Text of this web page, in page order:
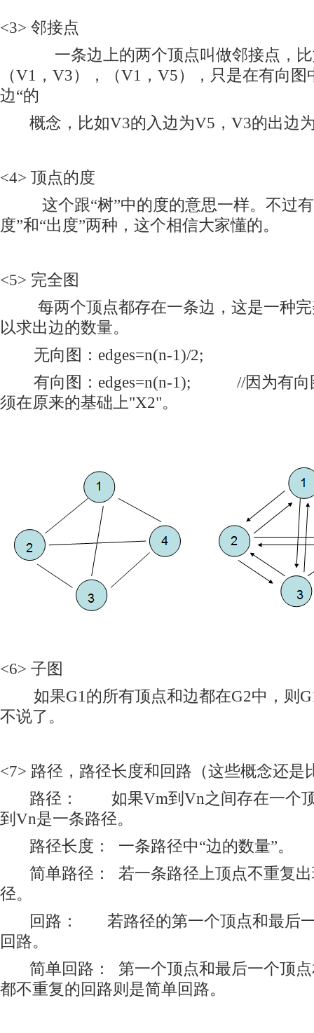
<3> 邻接点
一条边上的两个顶点叫做邻接点，比
（V1，V3），（V1，V5），只是在有向图
边“的
概念，比如V3的入边为V5，V3的出边
<4> 顶点的度
这个跟“树”中的度的意思一样。不过有
度”和“出度”两种，这个相信大家懂的。
<5> 完全图
每两个顶点都存在一条边，这是一种完
以求出边的数量。
无向图：edges=n(n-1)/2;
有向图：edges=n(n-1); //因为有向图
须在原来的基础上"X2"。
<6> 子图
如果G1的所有顶点和边都在G2中，则
不说了。
<7> 路径，路径长度和回路（这些概念还是
路径： 如果Vm到Vn之间存在一个顶
到Vn是一条路径。
路径长度： 一条路径中“边的数量”。
简单路径： 若一条路径上顶点不重复出
径。
回路： 若路径的第一个顶点和最后一
回路。
简单回路： 第一个顶点和最后一个顶点
都不重复的回路则是简单回路。